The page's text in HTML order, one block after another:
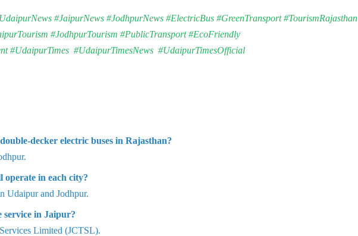
#JaipurNews #JodhpurNews #ElectricBus #GreenTransport #TourismRajasthan
#JodhpurTourism #PublicTransport #EcoFriendly
#UdaipurTimes #UdaipurTimesNews #UdaipurTimesOfficial
decker electric buses in Rajasthan?
operate in each city?
Udaipur and Jodhpur.
service in Jaipur?
Limited (JCTSL).